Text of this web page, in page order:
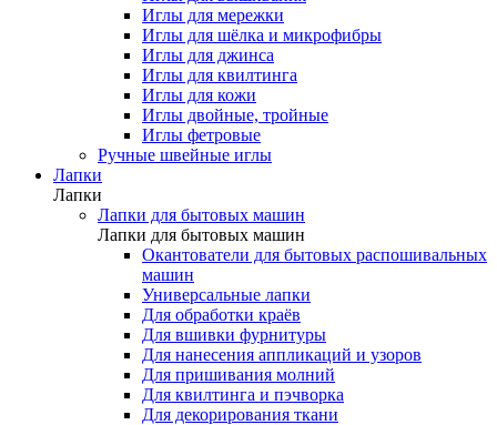
Иглы для мережки
Иглы для шёлка и микрофибры
Иглы для джинса
Иглы для квилтинга
Иглы для кожи
Иглы двойные, тройные
Иглы фетровые
Ручные швейные иглы
Лапки
Лапки
Лапки для бытовых машин
Лапки для бытовых машин
Окантователи для бытовых распошивальных
машин
Универсальные лапки
Для обработки краёв
Для вшивки фурнитуры
Для нанесения аппликаций и узоров
Для пришивания молний
Для квилтинга и пэчворка
Для декорирования ткани